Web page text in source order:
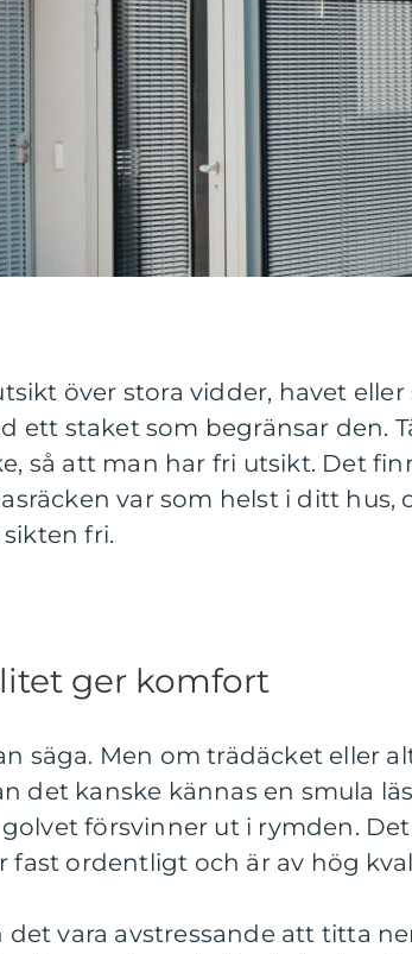
över stora vidder, havet eller
ett staket som begränsar den.
så att man har fri utsikt. Det
var som helst i ditt hus,
fri.
ger komfort
säga. Men om trädäcket eller
det kanske kännas en smula
försvinner ut i rymden. Det
fast ordentligt och är av hög
vara avstressande att titta